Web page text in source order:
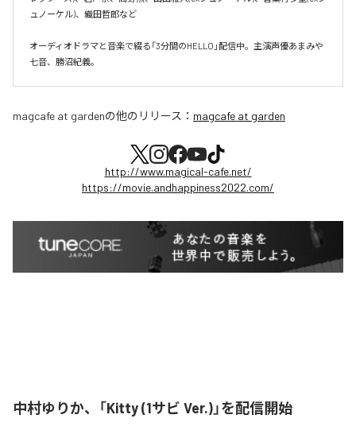
ュノーケル)、織田哲郎など
オーディオドラマと音楽で綴る「3分間のHELLO」配信中。主演声優あまみや
七音、勝沼紀義。
magcafe at gardenの他のリリース： magcafe at garden
http://www.magical-cafe.net/
https://movie.andhappiness2022.com/
中村ゆりか、「Kitty (1サビ Ver.)」を配信開始